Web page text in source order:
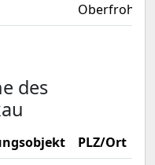
Oberfrohna
des
PLZ/Ort